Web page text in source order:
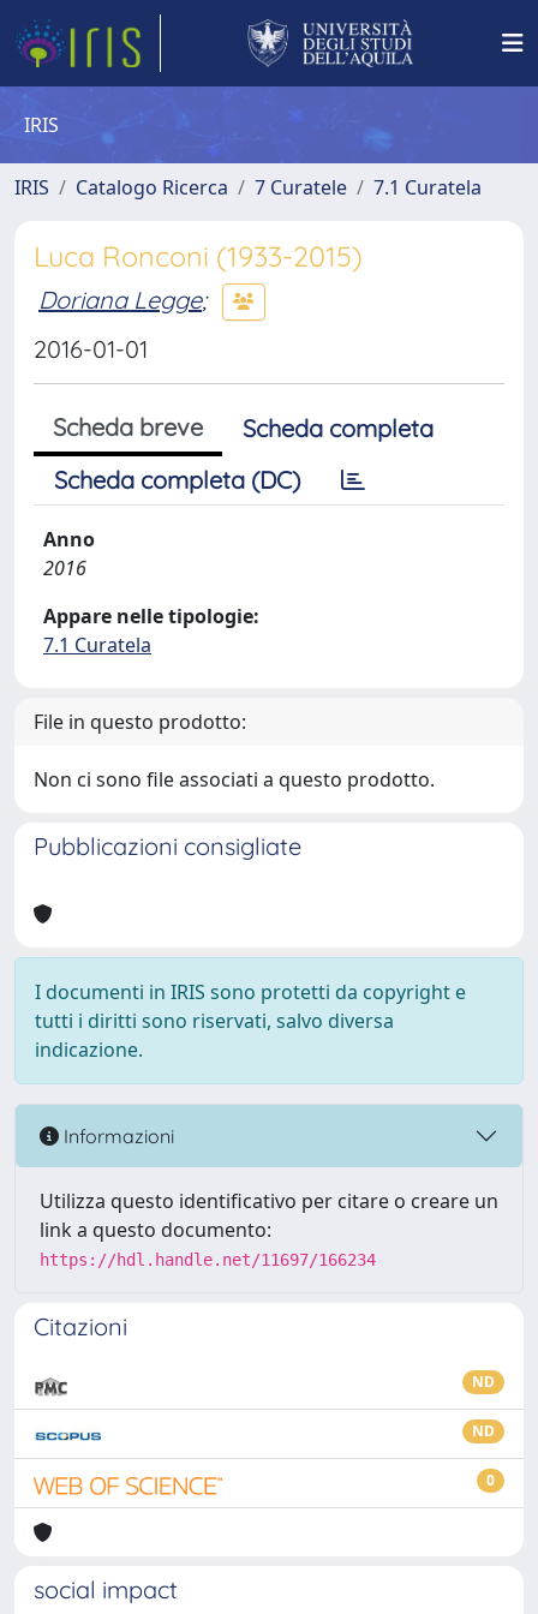
IRIS
IRIS Catalogo Ricerca 7 Curatele 7.1 Curatela
Luca Ronconi (1933-2015)
Doriana Legge;
2016-01-01
Scheda breve
Scheda completa
Scheda completa (DC)
Anno
2016
Appare nelle tipologie:
7.1 Curatela
File in questo prodotto:
Non ci sono file associati a questo prodotto.
Pubblicazioni consigliate
I documenti in IRIS sono protetti da copyright e
tutti i diritti sono riservati, salvo diversa
indicazione.
Informazioni
Utilizza questo identificativo per citare o creare un
link a questo documento:
https://hdl.handle.net/11697/166234
Citazioni
ND
ND
0
social impact